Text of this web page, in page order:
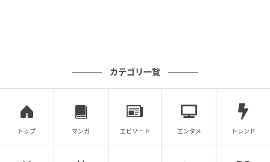
カテゴリ一覧
トップ マンガ エピソード エンタメ トレンド